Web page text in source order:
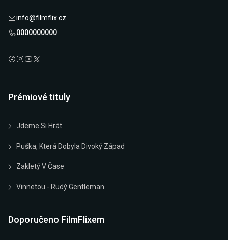
info@filmflix.cz
0000000000
Prémiové tituly
Jdeme Si Hrát
Puška, Která Dobyla Divoký Západ
Zakletý V Čase
Vinnetou - Rudý Gentleman
Doporučeno FilmFlixem